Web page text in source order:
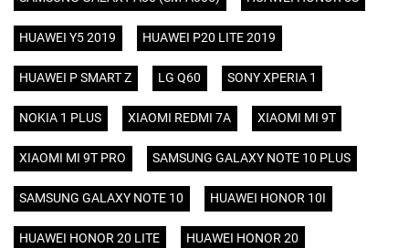
HUAWEI Y5 2019 HUAWEI P20 LITE 2019
HUAWEI P SMART Z LG Q60 SONY XPERIA 1
NOKIA 1 PLUS XIAOMI REDMI 7A XIAOMI MI 9T
XIAOMI MI 9T PRO SAMSUNG GALAXY NOTE 10 PLUS
SAMSUNG GALAXY NOTE 10 HUAWEI HONOR 10I
HUAWEI HONOR 20 LITE HUAWEI HONOR 20